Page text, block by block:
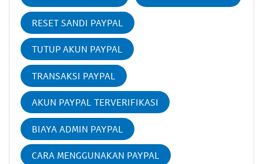
RESET SANDI PAYPAL
TUTUP AKUN PAYPAL
TRANSAKSI PAYPAL
AKUN PAYPAL TERVERIFIKASI
BIAYA ADMIN PAYPAL
CARA MENGGUNAKAN PAYPAL